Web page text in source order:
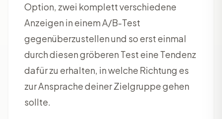
Option, zwei komplett verschiedene
Anzeigen in einem A/B-Test
gegenüberzustellen und so erst einmal
durch diesen gröberen Test eine Tendenz
dafür zu erhalten, in welche Richtung es
zur Ansprache deiner Zielgruppe gehen
sollte.